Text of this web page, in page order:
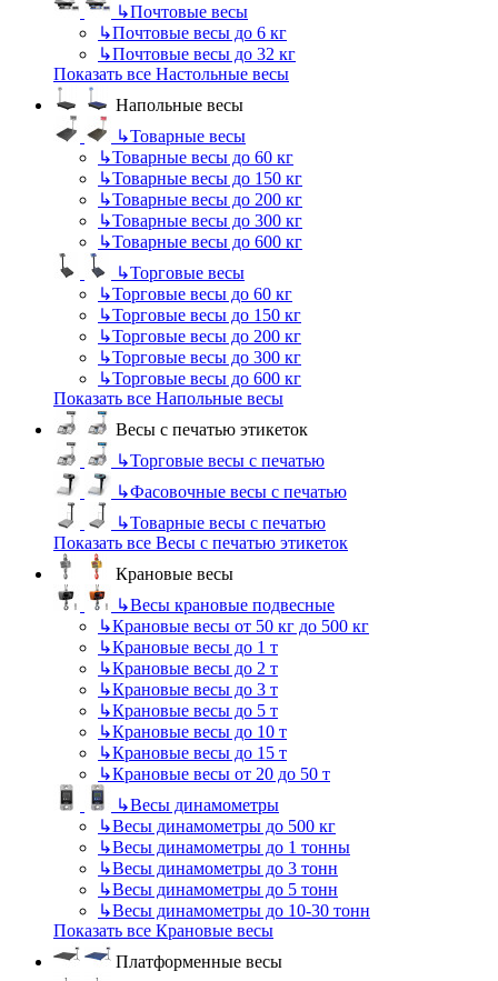
↳Почтовые весы
↳Почтовые весы до 6 кг
↳Почтовые весы до 32 кг
Показать все Настольные весы
Напольные весы
↳Товарные весы
↳Товарные весы до 60 кг
↳Товарные весы до 150 кг
↳Товарные весы до 200 кг
↳Товарные весы до 300 кг
↳Товарные весы до 600 кг
↳Торговые весы
↳Торговые весы до 60 кг
↳Торговые весы до 150 кг
↳Торговые весы до 200 кг
↳Торговые весы до 300 кг
↳Торговые весы до 600 кг
Показать все Напольные весы
Весы с печатью этикеток
↳Торговые весы с печатью
↳Фасовочные весы с печатью
↳Товарные весы с печатью
Показать все Весы с печатью этикеток
Крановые весы
↳Весы крановые подвесные
↳Крановые весы от 50 кг до 500 кг
↳Крановые весы до 1 т
↳Крановые весы до 2 т
↳Крановые весы до 3 т
↳Крановые весы до 5 т
↳Крановые весы до 10 т
↳Крановые весы до 15 т
↳Крановые весы от 20 до 50 т
↳Весы динамометры
↳Весы динамометры до 500 кг
↳Весы динамометры до 1 тонны
↳Весы динамометры до 3 тонн
↳Весы динамометры до 5 тонн
↳Весы динамометры до 10-30 тонн
Показать все Крановые весы
Платформенные весы